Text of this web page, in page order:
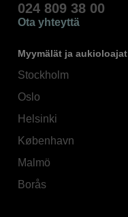
024 809 38 00
Ota yhteyttä
Myymälät ja aukioloajat
Stockholm
Oslo
Helsinki
København
Malmö
Borås